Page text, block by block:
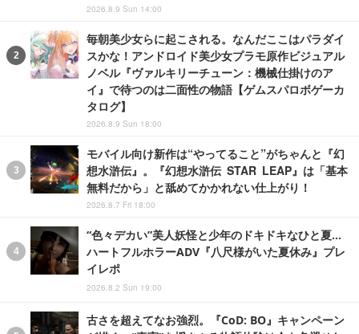
2026.8.9 Sun 14:00
毎朝美少女らに起こされる。なんだここはパラダイ
スかな！アンドロイド美少女プラモ原作ビジュアル
ノベル『ヴァルキリーチューン：機械仕掛けのア
イ』で待つのは二面性の物語【ゲムスパロボゲーカ
タログ】
2026.8.9 Sun 18:00
モバイル向け新作は“やってること”がちゃんと『幻
想水滸伝』。『幻想水滸伝 STAR LEAP』は「基本
無料だから」と舐めてかかれない仕上がり！
2026.8.7 Fri 18:00
“色々デカい”美人妖怪と少年のドキドキなひと夏…
ハートフルホラーADV『八尺様がいた夏休み』プレ
イレポ
2026.8.2 Sun 19:00
古さを超えてなお強烈。『CoD: BO』キャンペーン